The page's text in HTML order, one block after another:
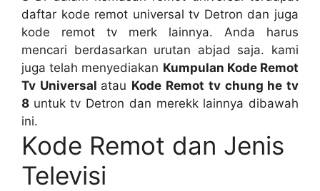
daftar kode remot universal tv Detron dan juga
kode remot tv merk lainnya. Anda harus
mencari berdasarkan urutan abjad saja. kami
juga telah menyediakan Kumpulan Kode Remot
Tv Universal atau Kode Remot tv chung he tv
8 untuk tv Detron dan merekk lainnya dibawah
ini.
Kode Remot dan Jenis
Televisi